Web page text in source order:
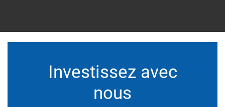
Investissez avec
nous